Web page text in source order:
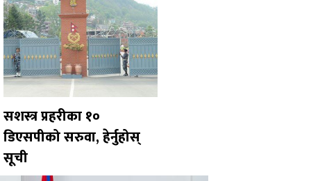
सशस्त्र प्रहरीका १०
डिएसपीको सरुवा, हेर्नुहोस्
सूची